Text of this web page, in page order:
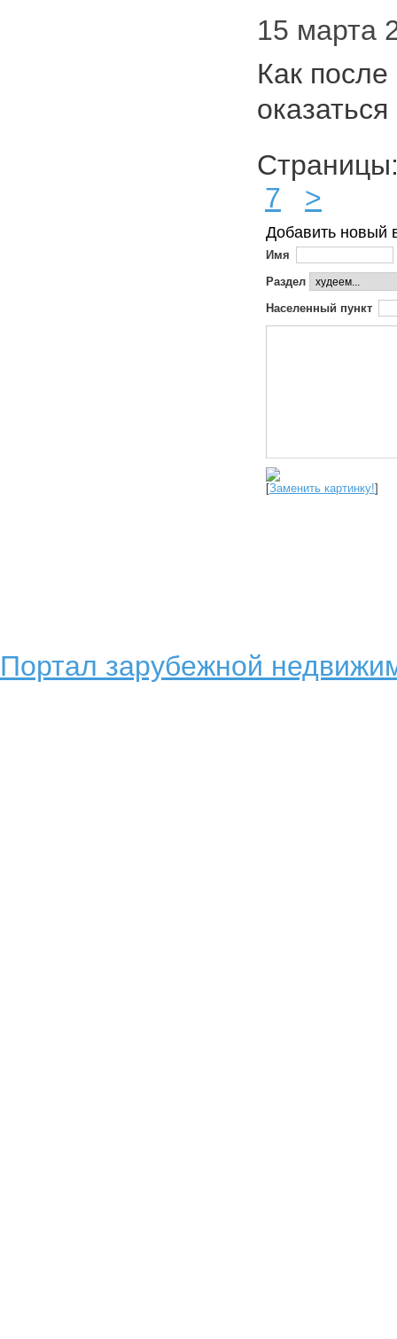
15 марта
Как
7
>
Добавить новый
Имя
Раздел
Населенный пункт
[Заменить картинку!]
Портал зарубежной